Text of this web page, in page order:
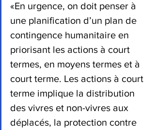
«En urgence, on doit penser à
une planification d’un plan de
contingence humanitaire en
priorisant les actions à court
termes, en moyens termes et à
court terme. Les actions à court
terme implique la distribution
des vivres et non-vivres aux
déplacés, la protection contre